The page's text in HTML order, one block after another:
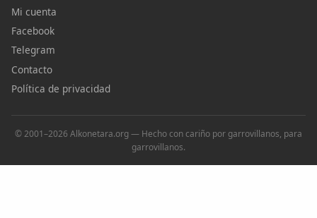
Mi cuenta
Facebook
Telegram
Contacto
Política de privacidad
© 2001–2026 Alkonetara.org — Hecho con cariño por garrovillanos, para
garrovillanos.